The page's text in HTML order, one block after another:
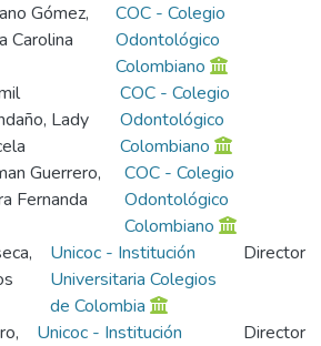
Gómez,
Carolina
COC - Colegio
Odontológico
Colombiano
Lady
COC - Colegio
Odontológico
Colombiano
Guerrero,
Fernanda
COC - Colegio
Odontológico
Colombiano
Unicoc - Institución
Universitaria Colegios
de Colombia
Director
Unicoc - Institución
Director